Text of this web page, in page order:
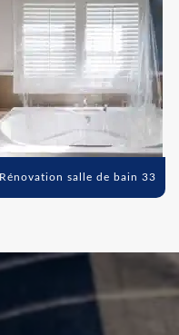
Rénovation salle de bain 33